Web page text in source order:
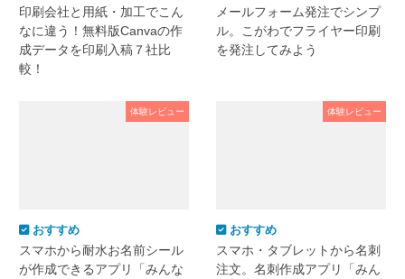
印刷会社と用紙・加工でこん
なに違う！無料版Canvaの作
成データを印刷入稿７社比
較！
メールフォーム発注でシンプ
ル。こがわでフライヤー印刷
を発注してみよう
体験レビュー
おすすめ
スマホから耐水お名前シール
が作成できるアプリ「みんな
体験レビュー
おすすめ
スマホ・タブレットから名刺
注文。名刺作成アプリ「みん